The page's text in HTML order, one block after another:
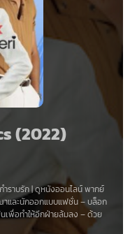
(2022)
ำราบรัก|ดูหนังออนไลน์พากย์
าและนักออกแบบแฟชั่น – บล็อก
เพื่อทำให้อีกฝ่ายล้มลง – ด้วย